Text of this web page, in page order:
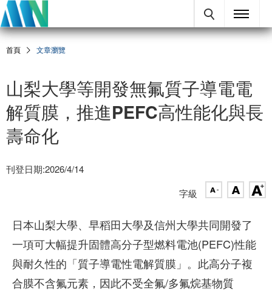
首頁 文章瀏覽
山梨大學等開發無氟質子導電電
解質膜，推進PEFC高性能化與長
壽命化
刊登日期:2026/4/14
字級
日本山梨大學、早稻田大學及信州大學共同開發了
一項可大幅提升固體高分子型燃料電池(PEFC)性能
與耐久性的「質子導電性電解質膜」。此高分子複
合膜不含氟元素，因此不受全氟/多氟烷基物質